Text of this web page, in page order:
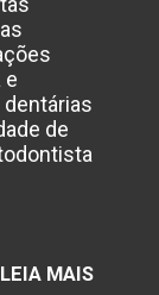
e
de
LEIA MAIS: